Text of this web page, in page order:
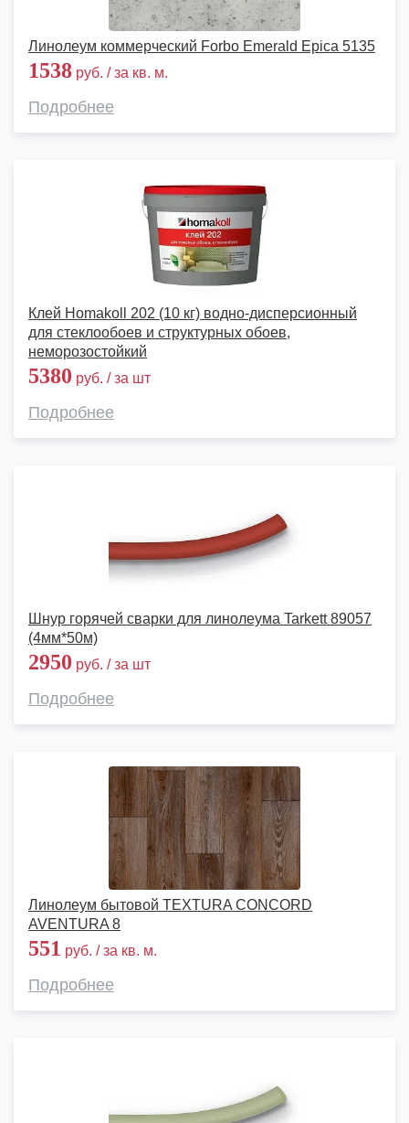
Линолеум коммерческий Forbo Emerald Epica 5135
1538 руб. / за кв. м.
Подробнее
Клей Homakoll 202 (10 кг) водно-дисперсионный
для стеклообоев и структурных обоев,
неморозостойкий
5380 руб. / за шт
Подробнее
Шнур горячей сварки для линолеума Tarkett 89057
(4мм*50м)
2950 руб. / за шт
Подробнее
Линолеум бытовой TEXTURA CONCORD
AVENTURA 8
551 руб. / за кв. м.
Подробнее